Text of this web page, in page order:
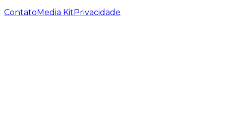
ContatoMedia KitPrivacidade